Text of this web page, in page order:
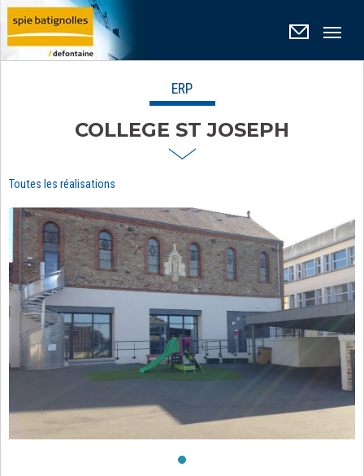
ERP
COLLEGE ST JOSEPH
Toutes les réalisations
Panneau de gestion des cookies